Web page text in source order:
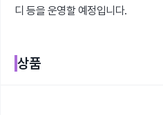
디 등을 운영할 예정입니다.
상품